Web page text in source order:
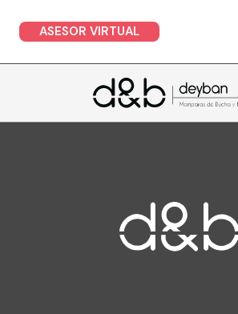
contenido
ASESOR VIRTUAL